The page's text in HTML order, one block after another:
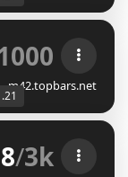
❤ Д й
, Скайбл
m42.topbars.net
ɴᴇᴛᴡᴏʀᴋ ☀
ꜱᴍᴘ ⇆ ꜱᴋʏʙʟᴏᴄᴋ
/3k